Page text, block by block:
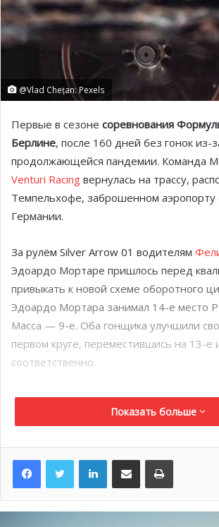
@Vlad Chețan: Pexels
Первые в сезоне соревнования
Берлине, после 160 дней без гонок из-
продолжающейся пандемии. Команда
Venturi Racing вернулась на трассу,
Темпельхофе, заброшенном аэропорту
Германии.
За рулём Silver Arrow 01 водителям
Эдоардо Мортаре пришлось перед
привыкать к новой схеме оборотного
Эдоардо Мортара занимал 14-е место
Масса — 9-е. Оба гонщика улучшили
первом круге, переместившись на 13-е
соответственно.
Во время заключительной трети гонки,
Стоффелем Вандорном, Фелипе Масса
развернувшейся на финальных кругах,
Мортара не выдержал конкуренции и
12-ю позицию, однако окончательно он
Показать больше
LinkedInПоделиться по электронной почте